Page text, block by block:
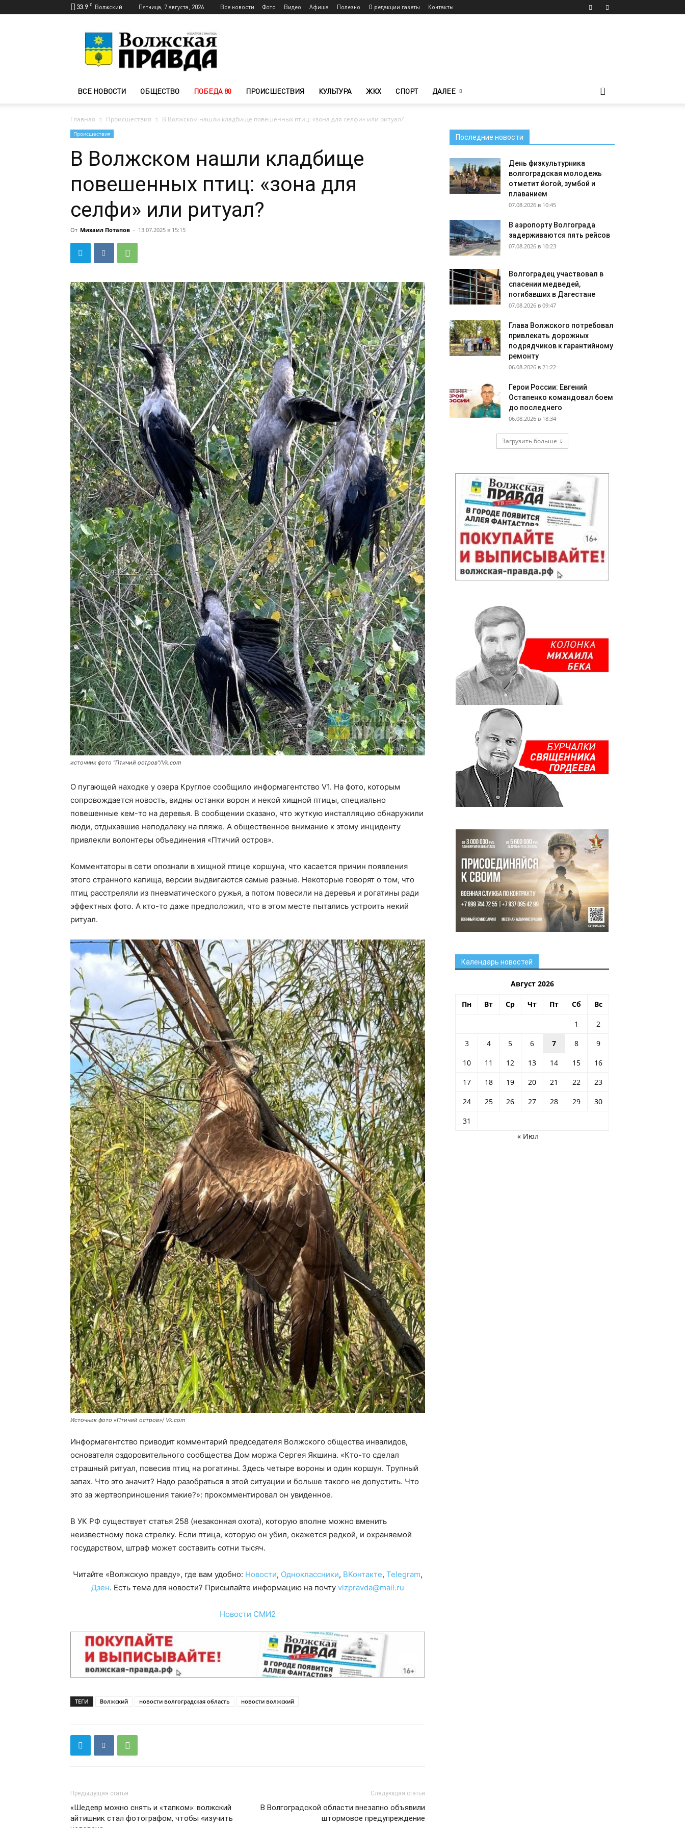
33.9 C Волжский Пятница, 7 августа, 2026 Все новости Фото Видео Афиша Полезно О редакции газеты Контакты
Волжского
—
Волжская
ВСЕ НОВОСТИ ОБЩЕСТВО ПОБЕДА 80 ПРОИСШЕСТВИЯ КУЛЬТУРА ЖКХ СПОРТ ДАЛЕЕ
Главная Происшествия В Волжском нашли кладбище повешенных птиц: «зона для селфи» или ритуал?
Происшествия
В Волжском нашли кладбище
повешенных птиц: «зона для
селфи» или ритуал?
От Михаил Потапов - 13.07.2025 в 15:15
источник фото "Птичий остров"/Vk.com
О пугающей находке у озера Круглое сообщило информагентство V1. На фото, которым
сопровождается новость, видны останки ворон и некой хищной птицы, специально
повешенные кем-то на деревья. В сообщении сказано, что жуткую инсталляцию обнаружили
люди, отдыхавшие неподалеку на пляже. А общественное внимание к этому инциденту
привлекли волонтеры объединения «Птичий остров».
Комментаторы в сети опознали в хищной птице коршуна, что касается причин появления
этого странного капища, версии выдвигаются самые разные. Некоторые говорят о том, что
птиц расстреляли из пневматического ружья, а потом повесили на деревья и рогатины ради
эффектных фото. А кто-то даже предположил, что в этом месте пытались устроить некий
ритуал.
Источник фото «Птичий остров»/ Vk.com
Информагентство приводит комментарий председателя Волжского общества инвалидов,
основателя оздоровительного сообщества Дом моржа Сергея Якшина. «Кто-то сделал
страшный ритуал, повесив птиц на рогатины. Здесь четыре вороны и один коршун. Трупный
запах. Что это значит? Надо разобраться в этой ситуации и больше такого не допустить. Что
это за жертвоприношения такие?»: прокомментировал он увиденное.
В УК РФ существует статья 258 (незаконная охота), которую вполне можно вменить
неизвестному пока стрелку. Если птица, которую он убил, окажется редкой, и охраняемой
государством, штраф может составить сотни тысяч.
Читайте «Волжскую правду», где вам удобно: Новости, Одноклассники, ВКонтакте, Telegram,
Дзен. Есть тема для новости? Присылайте информацию на почту vlzpravda@mail.ru
Новости СМИ2
ТЕГИ Волжский новости волгоградская область новости волжский
Предыдущая статья
«Шедевр можно снять и «тапком»: волжский
айтишник стал фотографом, чтобы «изучить
Следующая статья
В Волгоградской области внезапно объявили
штормовое предупреждение
Последние новости
День физкультурника
волгоградская молодежь
отметит йогой, зумбой и
плаванием
07.08.2026 в 10:45
В аэропорту Волгограда
задерживаются пять рейсов
07.08.2026 в 10:23
Волгоградец участвовал в
спасении медведей,
погибавших в Дагестане
07.08.2026 в 09:47
Глава Волжского потребовал
привлекать дорожных
подрядчиков к гарантийному
ремонту
06.08.2026 в 21:22
Герои России: Евгений
Остапенко командовал боем
до последнего
06.08.2026 в 18:34
Загрузить больше
Календарь новостей
Август 2026
Пн Вт Ср Чт Пт Сб Вс
1
2
3
4 5 6 7 8
9
10
11 12 13 14 15
16
17
18 19 20 21 22
23
24
25 26 27 28 29
30
31
« Июл